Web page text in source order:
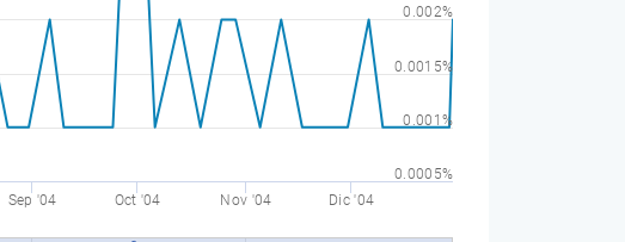
Sep '04 Oct '04 Nov '04 Dic '04
0.0005%
0.001%
0.0015%
0.002%